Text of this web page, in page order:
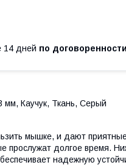
14 дней по договоренности
мм, Каучук, Ткань, Серый
мышке, и дают
прослужат долгое время.
надежную